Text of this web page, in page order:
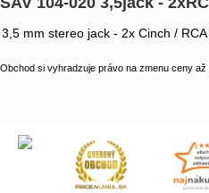
3,5 mm stereo jack - 2x Cinch /
Obchod si vyhradzuje právo na zmenu ceny